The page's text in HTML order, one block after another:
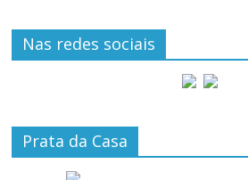
Nas redes sociais
Prata da Casa